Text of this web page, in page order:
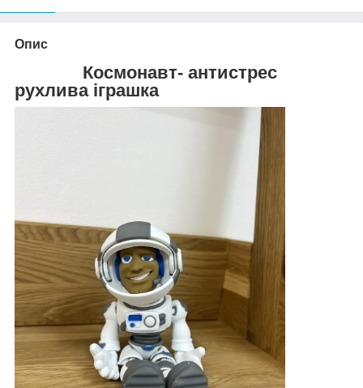
Опис
Космонавт- антистрес
рухлива іграшка